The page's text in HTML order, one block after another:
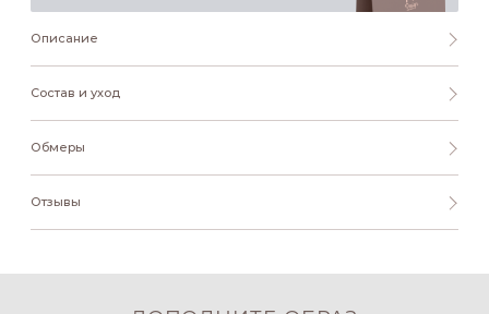
Описание
Состав и уход
Обмеры
Отзывы